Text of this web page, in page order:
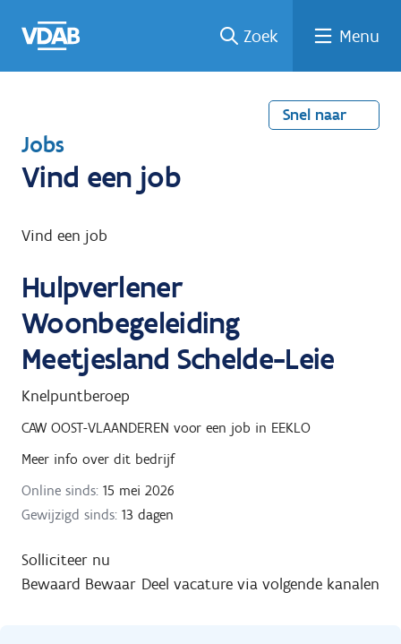
naar
een
een
job
naar
Zoek Menu
Snel naar
T
e
u
n
a
a
r
Jobs
Vind een job
Vind een job
Hulpverlener
Woonbegeleiding
Meetjesland Schelde-Leie
Knelpuntberoep
CAW OOST-VLAANDEREN voor een job in EEKLO
Meer info over dit bedrijf
Online sinds: 15 mei 2026
Gewijzigd sinds: 13 dagen
Solliciteer nu
Bewaard Bewaar Deel vacature via volgende kanalen